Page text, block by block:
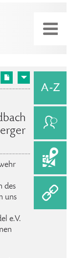
des
uns
e.V.